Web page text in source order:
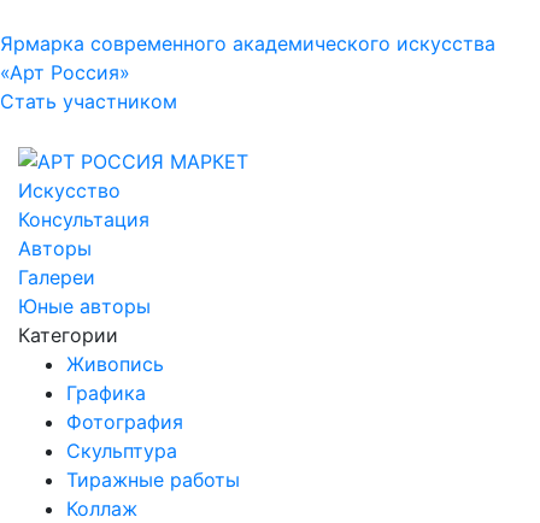
Ярмарка современного академического искусства
«Арт Россия»
Стать участником
Искусство
Консультация
Авторы
Галереи
Юные авторы
Категории
Живопись
Графика
Фотография
Скульптура
Тиражные работы
Коллаж